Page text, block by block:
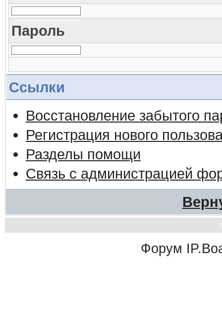
Пароль
Ссылки
Восстановление забытого
Регистрация нового
Разделы помощи
Связь с администрацией
Форум